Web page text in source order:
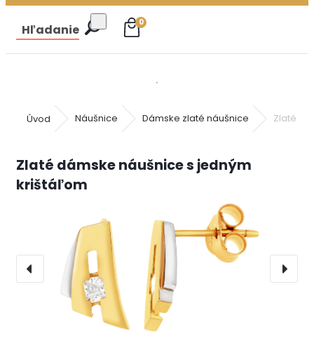
Hľadanie 0
Úvod Náušnice Dámske zlaté náušnice Zlaté
Zlaté dámske náušnice s jedným
krištáľom